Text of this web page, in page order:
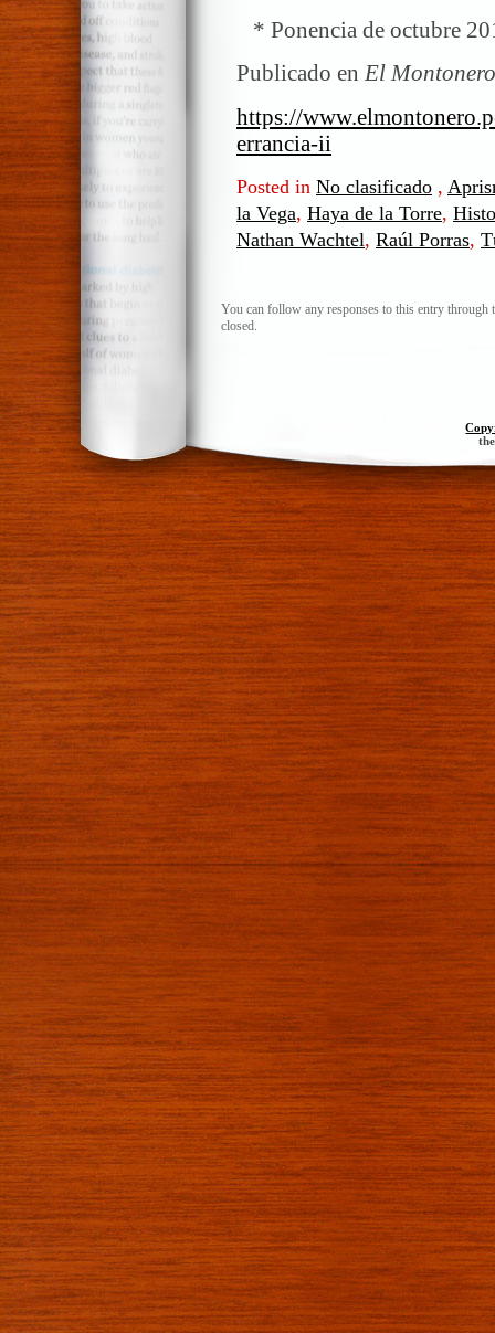
* Ponencia de octubre
Publicado en El Montonero
https://
errancia-ii
Posted in No clasificado ,
la Vega, Haya de la Torre,
Nathan Wachtel, Raúl Porras,
You can follow any responses to this entry through
closed.